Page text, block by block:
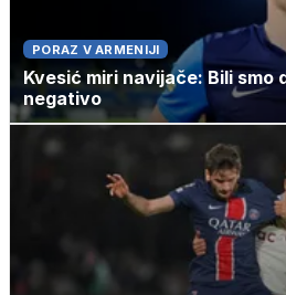
PORAZ V ARMENIJI
Kvesić miri navijače: Bili smo
negativo